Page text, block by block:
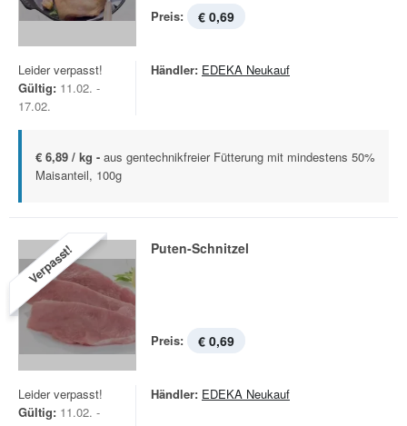
Preis: € 0,69
Leider verpasst!
Gültig: 11.02. -
17.02.
Händler: EDEKA Neukauf
€ 6,89 / kg - aus gentechnikfreier Fütterung mit mindestens 50%
Maisanteil, 100g
Verpasst! Puten-Schnitzel
Preis: € 0,69
Leider verpasst!
Gültig: 11.02. -
Händler: EDEKA Neukauf